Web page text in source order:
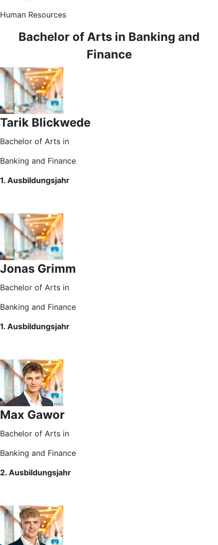
Human Resources
Bachelor of Arts in Banking and
Finance
Tarik Blickwede
Bachelor of Arts in
Banking and Finance
1. Ausbildungsjahr
Jonas Grimm
Bachelor of Arts in
Banking and Finance
1. Ausbildungsjahr
Max Gawor
Bachelor of Arts in
Banking and Finance
2. Ausbildungsjahr